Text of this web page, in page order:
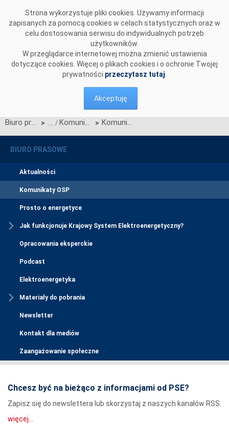
Strona wykorzystuje pliki cookies. Używamy informacji
zapisanych za pomocą cookies w celach statystycznych oraz w
celu dostosowania serwisu do indywidualnych potrzeb
użytkowników.
W przeglądarce internetowej można zmienić ustawienia
dotyczące cookies. Więcej o plikach cookies i o ochronie Twojej
prywatności przeczytasz tutaj
Akceptuję
Biuro prasowe > Komunikaty OSP > Komunikat dotyczący prawa do rekompensaty za redysponowanie nierynkowe instalacji fotowoltaicznych w dniach 3, 4, 5, 6 i 7 kwietnia 2025 r.
BIURO PRASOWE
Aktualności
Komunikaty OSP
Prosto o energetyce
Jak funkcjonuje Krajowy System Elektroenergetyczny?
Opracowania eksperckie
Podcast
Elektroenergetyka
Materiały do pobrania
Newsletter
Kontakt dla mediów
Zaangażowanie społeczne
Chcesz być na bieżąco z informacjami od PSE?
Zapisz się do newslettera lub skorzystaj z naszych kanałów RSS.
więcej...